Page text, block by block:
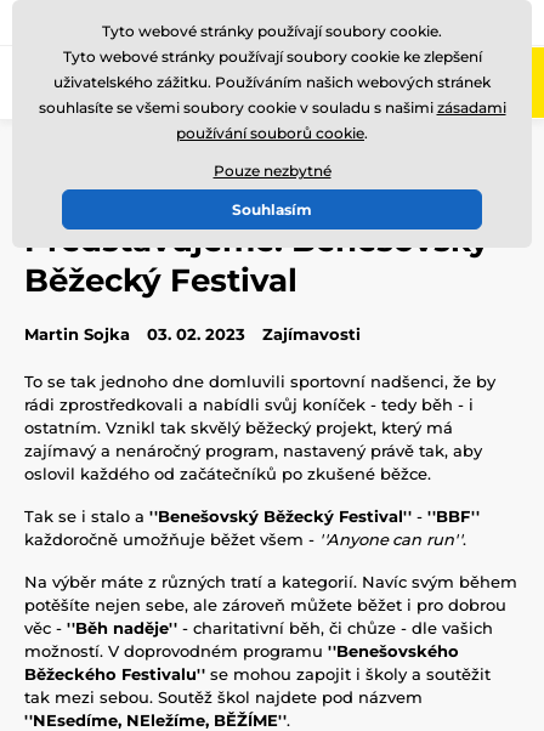
Zavolejte nám (Po-Pá 8-17)
Představujeme: Benešovský Běžecký Festival
Představujeme: Benešovský
Běžecký Festival
Martin Sojka 03. 02. 2023 Zajímavosti
To se tak jednoho dne domluvili sportovní nadšenci, že by
rádi zprostředkovali a nabídli svůj koníček - tedy běh - i
ostatním. Vznikl tak skvělý běžecký projekt, který má
zajímavý a nenáročný program, nastavený právě tak, aby
oslovil každého od začátečníků po zkušené běžce.
Tak se i stalo a ''Benešovský Běžecký Festival'' - ''BBF''
každoročně umožňuje běžet všem - ''Anyone can run''.
Na výběr máte z různých tratí a kategorií. Navíc svým během
potěšíte nejen sebe, ale zároveň můžete běžet i pro dobrou
věc - ''Běh naděje'' - charitativní běh, či chůze - dle vašich
možností. V doprovodném programu ''Benešovského
Běžeckého Festivalu'' se mohou zapojit i školy a soutěžit
tak mezi sebou. Soutěž škol najdete pod názvem
''NEsedíme, NEležíme, BĚŽÍME''.
Tyto webové stránky používají soubory cookie.
Tyto webové stránky používají soubory cookie ke zlepšení
uživatelského zážitku. Používáním našich webových stránek
souhlasíte se všemi soubory cookie v souladu s našimi zásadami
používání souborů cookie.
Pouze nezbytné
Souhlasím